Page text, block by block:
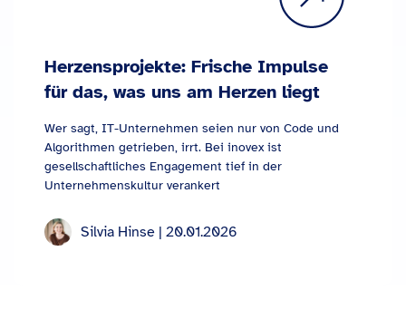
Herzensprojekte: Frische Impulse
für das, was uns am Herzen liegt
Wer sagt, IT-Unternehmen seien nur von Code und
Algorithmen getrieben, irrt. Bei inovex ist
gesellschaftliches Engagement tief in der
Unternehmenskultur verankert
Silvia Hinse | 20.01.2026